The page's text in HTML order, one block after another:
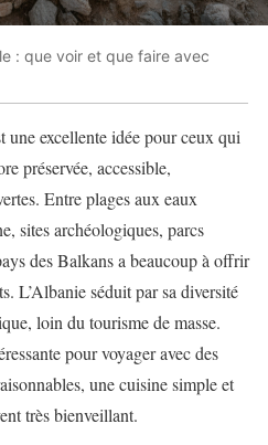
: que voir et que faire avec
excellente idée pour ceux qui
préservée, accessible,
Entre plages aux eaux
sites archéologiques, parcs
des Balkans a beaucoup à offrir
L’Albanie séduit par sa diversité
loin du tourisme de masse.
pour voyager avec des
une cuisine simple et
très bienveillant.